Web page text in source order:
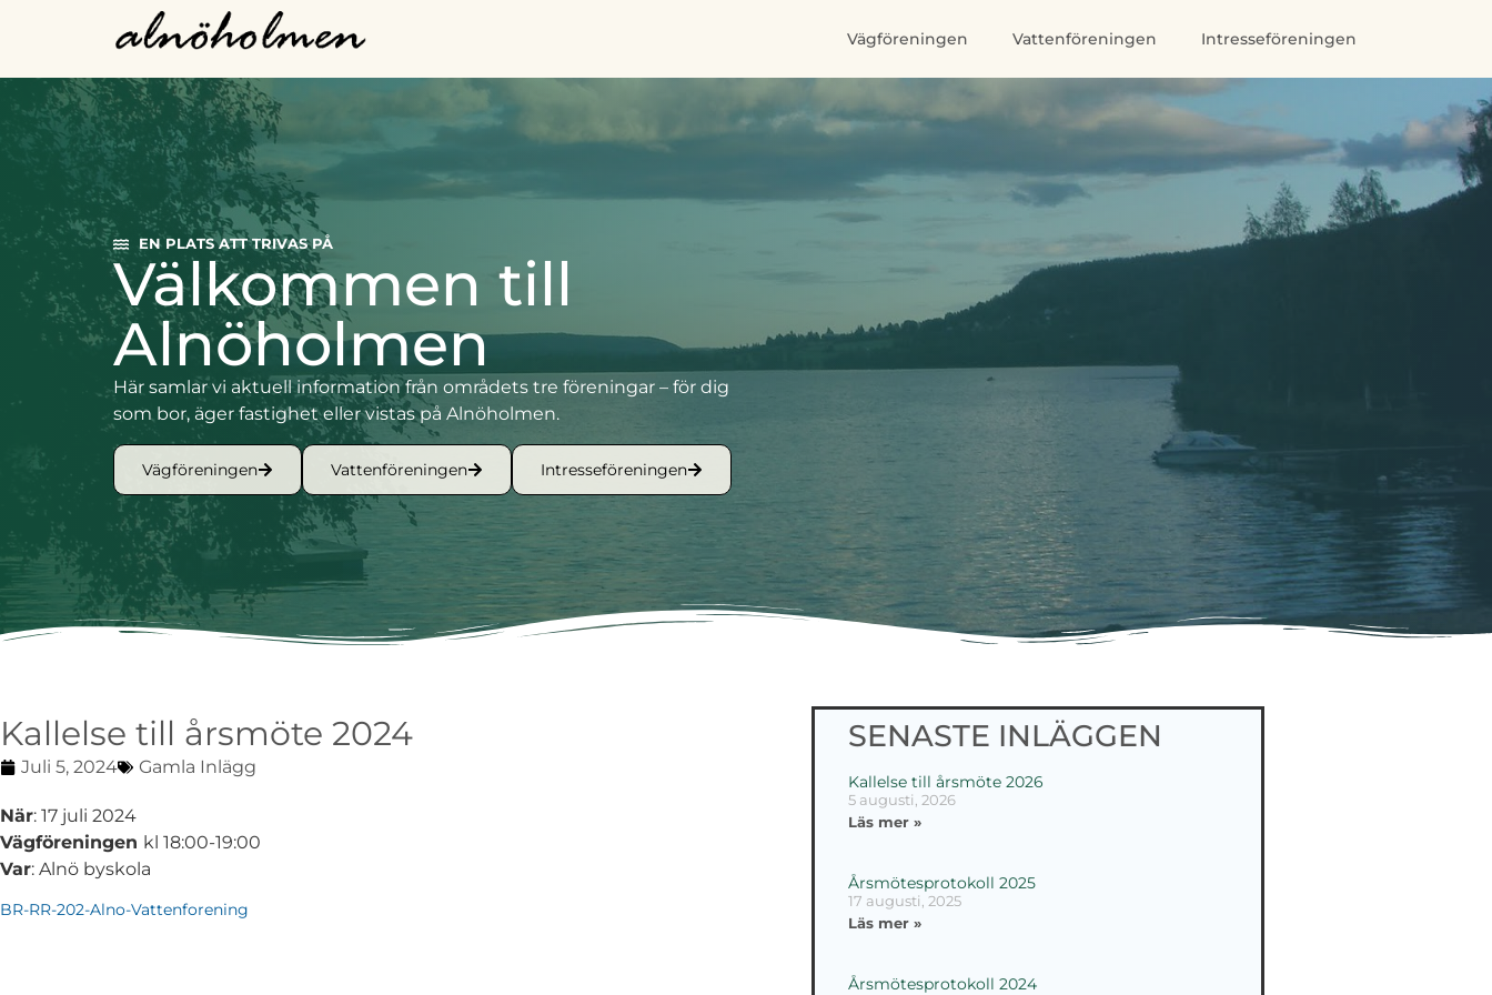
Vägföreningen Vattenföreningen Intresseföreningen
EN PLATS ATT TRIVAS PÅ
Välkommen till
Alnöholmen
Här samlar vi aktuell information från områdets tre föreningar – för dig
som bor, äger fastighet eller vistas på Alnöholmen.
Vägföreningen Vattenföreningen Intresseföreningen
Kallelse till årsmöte 2024
Juli 5, 2024 Gamla Inlägg
När: 17 juli 2024
Vägföreningen kl 18:00-19:00
Var: Alnö byskola
BR-RR-202-Alno-Vattenforening
SENASTE INLÄGGEN
Kallelse till årsmöte 2026
5 augusti, 2026
Läs mer »
Årsmötesprotokoll 2025
17 augusti, 2025
Läs mer »
Årsmötesprotokoll 2024